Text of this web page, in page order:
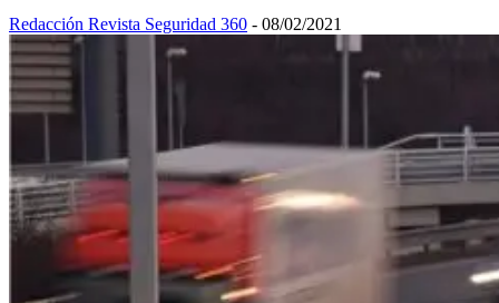
Redacción Revista Seguridad 360 - 08/02/2021